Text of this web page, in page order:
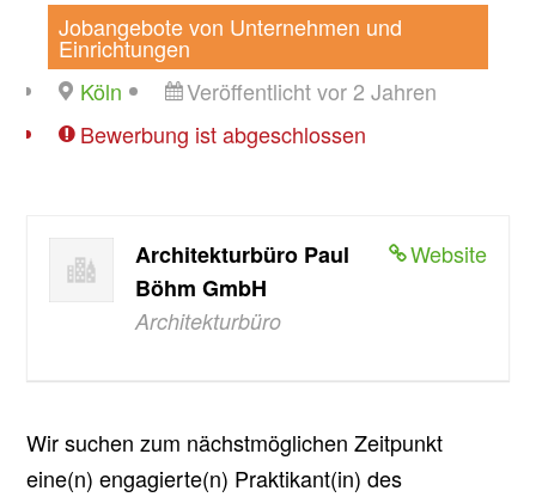
Jobangebote von Unternehmen und
Einrichtungen
Köln
Veröffentlicht vor 2 Jahren
Bewerbung ist abgeschlossen
Website
Architekturbüro Paul
Böhm GmbH
Architekturbüro
Wir suchen zum nächstmöglichen Zeitpunkt
eine(n) engagierte(n) Praktikant(in) des